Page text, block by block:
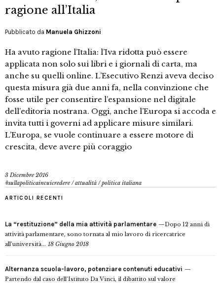
ragione all’Italia
Pubblicato da Manuela Ghizzoni
Ha avuto ragione l’Italia: l’Iva ridotta può essere
applicata non solo sui libri e i giornali di carta, ma
anche su quelli online. L’Esecutivo Renzi aveva deciso
questa misura già due anni fa, nella convinzione che
fosse utile per consentire l’espansione nel digitale
dell’editoria nostrana. Oggi, anche l’Europa si accoda e
invita tutti i governi ad applicare misure similari.
L’Europa, se vuole continuare a essere motore di
crescita, deve avere più coraggio
3 Dicembre 2016
#sullapoliticaincuicredere /attualità /politica italiana
ARTICOLI RECENTI
La “restituzione” della mia attività parlamentare
Dopo 12 anni di
attività parlamentare, sono tornata al mio lavoro di ricercatrice
all’università... 18 Giugno 2018
Alternanza scuola-lavoro, potenziare contenuti educativi
Partendo dal caso dell’Istituto Da Vinci, il dibattito sul valore